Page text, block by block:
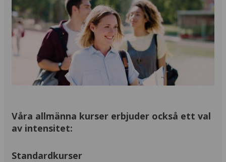
Våra allmänna kurser erbjuder också ett val
av intensitet:
Standardkurser